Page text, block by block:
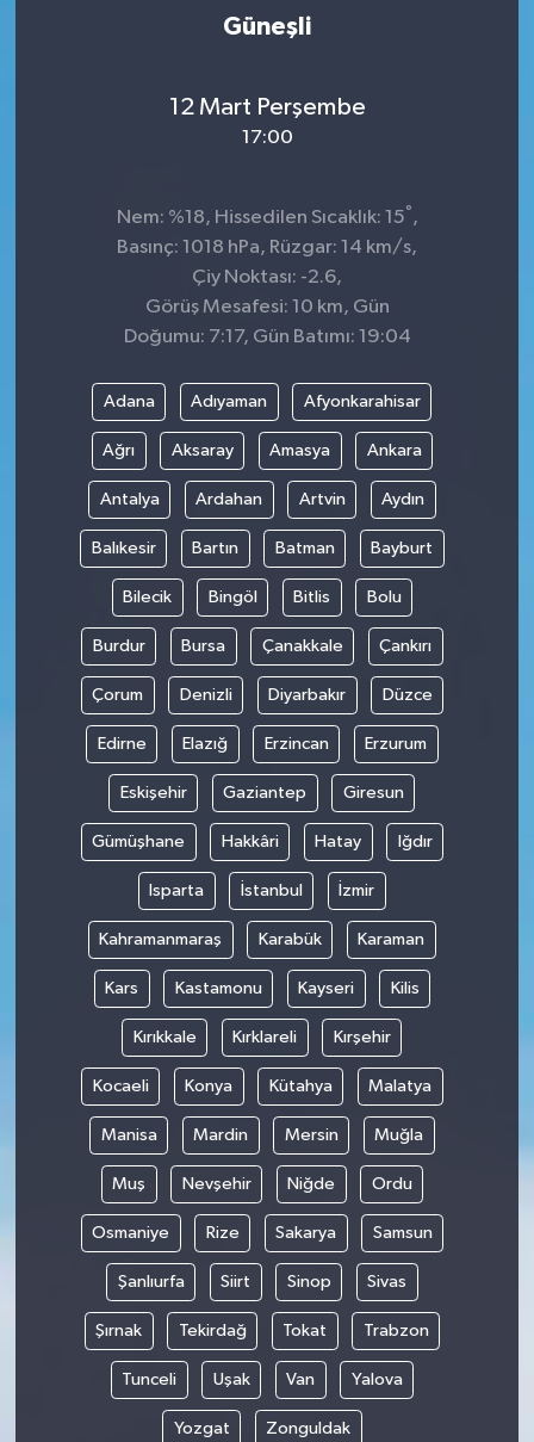
Güneşli
12 Mart Perşembe
17:00
Nem: %18, Hissedilen Sıcaklık: 15° ,
Basınç: 1018 hPa, Rüzgar: 14 km/s,
Çiy Noktası: -2.6,
Görüş Mesafesi: 10 km, Gün
Doğumu: 7:17, Gün Batımı: 19:04
Adana Adıyaman Afyonkarahisar
Ağrı Aksaray Amasya Ankara
Antalya Ardahan Artvin Aydın
Balıkesir Bartın Batman Bayburt
Bilecik Bingöl Bitlis Bolu
Burdur Bursa Çanakkale Çankırı
Çorum Denizli Diyarbakır Düzce
Edirne Elazığ Erzincan Erzurum
Eskişehir Gaziantep Giresun
Gümüşhane Hakkâri Hatay Iğdır
Isparta İstanbul İzmir
Kahramanmaraş Karabük Karaman
Kars Kastamonu Kayseri Kilis
Kırıkkale Kırklareli Kırşehir
Kocaeli Konya Kütahya Malatya
Manisa Mardin Mersin Muğla
Muş Nevşehir Niğde Ordu
Osmaniye Rize Sakarya Samsun
Şanlıurfa Siirt Sinop Sivas
Şırnak Tekirdağ Tokat Trabzon
Tunceli Uşak Van Yalova
Yozgat Zonguldak